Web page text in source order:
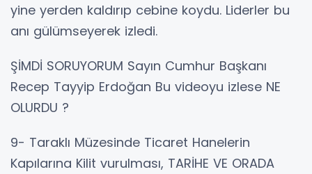
yine yerden kaldırıp cebine koydu. Liderler bu
anı gülümseyerek izledi.
ŞİMDİ SORUYORUM Sayın Cumhur Başkanı
Recep Tayyip Erdoğan Bu videoyu izlese NE
OLURDU ?
9- Taraklı Müzesinde Ticaret Hanelerin
Kapılarına Kilit vurulması, TARİHE VE ORADA